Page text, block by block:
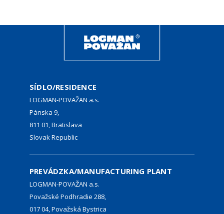
SÍDLO/RESIDENCE
LOGMAN-POVAŽAN a.s.
Pánska 9,
811 01, Bratislava
Slovak Republic
PREVÁDZKA/MANUFACTURING PLANT
LOGMAN-POVAŽAN a.s.
Považské Podhradie 288,
017 04, Považská Bystrica